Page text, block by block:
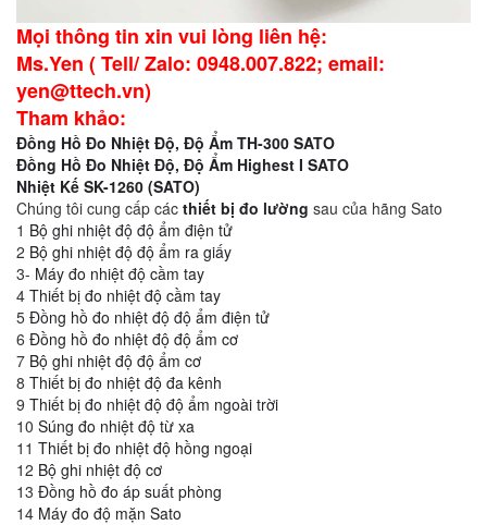
Mọi thông tin xin vui lòng liên hệ:
Ms.Yen ( Tell/ Zalo: 0948.007.822; email:
yen@ttech.vn)
Tham khảo:
Đồng Hồ Đo Nhiệt Độ, Độ Ẩm TH-300 SATO
Đồng Hồ Đo Nhiệt Độ, Độ Ẩm Highest I SATO
Nhiệt Kế SK-1260 (SATO)
Chúng tôi cung cấp các thiết bị đo lường sau của hãng Sato
1 Bộ ghi nhiệt độ độ ẩm điện tử
2 Bộ ghi nhiệt độ độ ẩm ra giấy
3- Máy đo nhiệt độ cầm tay
4 Thiết bị đo nhiệt độ cầm tay
5 Đồng hồ đo nhiệt độ độ ẩm điện tử
6 Đồng hồ đo nhiệt độ độ ẩm cơ
7 Bộ ghi nhiệt độ độ ẩm cơ
8 Thiết bị đo nhiệt độ đa kênh
9 Thiết bị đo nhiệt độ độ ẩm ngoài trời
10 Súng đo nhiệt độ từ xa
11 Thiết bị đo nhiệt độ hồng ngoại
12 Bộ ghi nhiệt độ cơ
13 Đồng hồ đo áp suất phòng
14 Máy đo độ mặn Sato